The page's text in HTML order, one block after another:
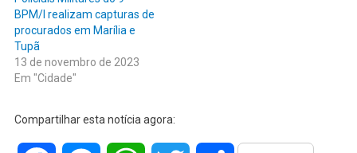
BPM/I realizam capturas de
procurados em Marília e
Tupã
13 de novembro de 2023
Em "Cidade"
Compartilhar esta notícia agora: